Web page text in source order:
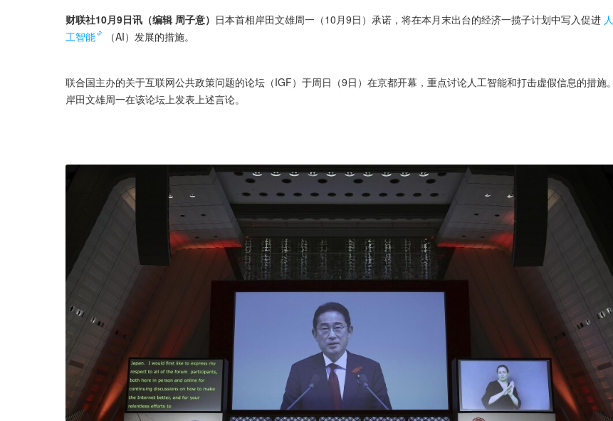
财联社10月9日讯（编辑 周子意） 日本首相岸田文雄周一（10月9日）承诺，将在本月末出台的经济一揽子计划中写入促进 人
工智能
（AI）发展的措施。
联合国主办的关于互联网公共政策问题的论坛（IGF）于周日（9日）在京都开幕，重点讨论人工智能和打击虚假信息的措施。
岸田文雄周一在该论坛上发表上述言论。